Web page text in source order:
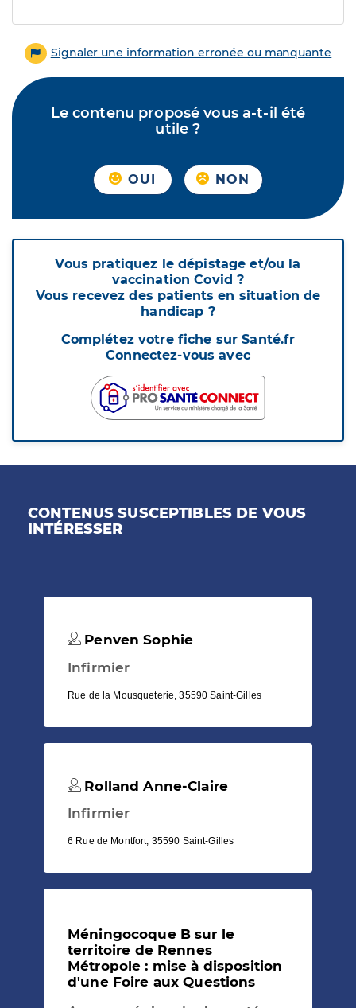
Signaler une information erronée ou manquante
Le contenu proposé vous a-t-il été
utile ?
OUI NON
Vous pratiquez le dépistage et/ou la
vaccination Covid ?
Vous recevez des patients en situation de
handicap ?
Complétez votre fiche sur Santé.fr
Connectez-vous avec
CONTENUS SUSCEPTIBLES DE VOUS
INTÉRESSER
Penven Sophie
Infirmier
Rue de la Mousqueterie, 35590 Saint-Gilles
Rolland Anne-Claire
Infirmier
6 Rue de Montfort, 35590 Saint-Gilles
Méningocoque B sur le
territoire de Rennes
Métropole : mise à disposition
d'une Foire aux Questions